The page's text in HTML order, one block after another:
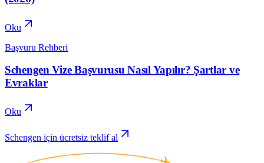
Oku
Başvuru Rehberi
Schengen Vize Başvurusu Nasıl Yapılır? Şartlar ve
Evraklar
Oku
Schengen için ücretsiz teklif al